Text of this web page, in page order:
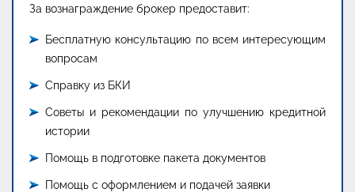
За вознаграждение брокер предоставит:
Бесплатную консультацию по всем интересующим
вопросам
Справку из БКИ
Советы и рекомендации по улучшению кредитной
истории
Помощь в подготовке пакета документов
Помощь с оформлением и подачей заявки